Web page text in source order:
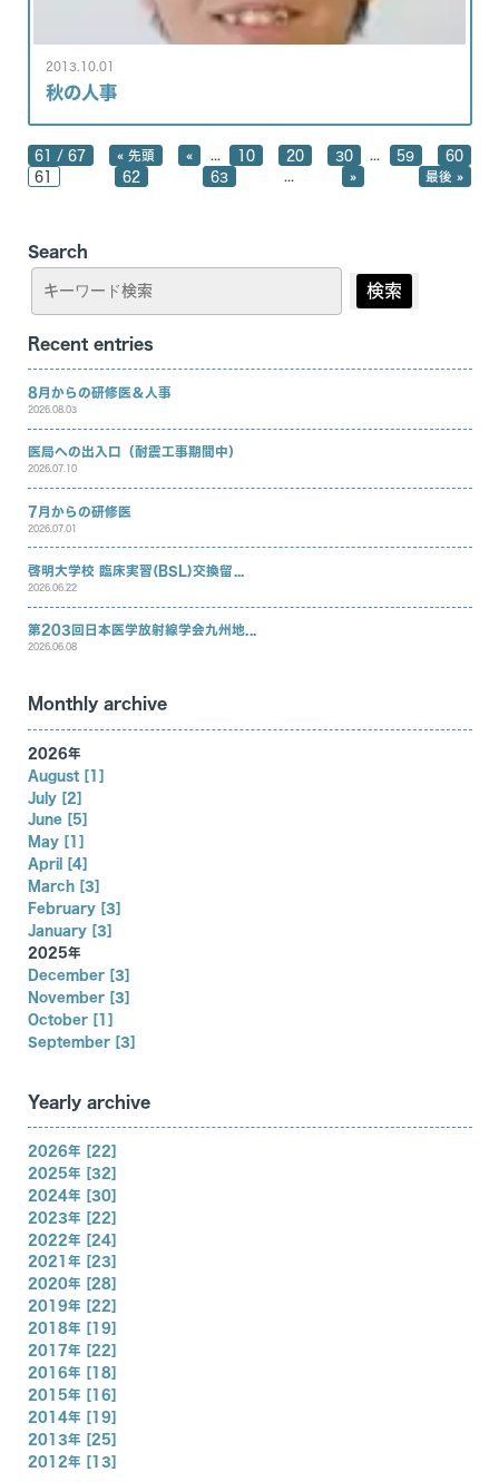
スタッフ紹介
機器紹介 働きやすい職場
カリキュラム
臨床研究
医局だより
リンク
患者の方はこちら
2013.10.01
秋の人事
61 / 67 « 先頭 « 10 20 30 59
60
61
62 63 » 最後 »
Search
検索
Recent entries
8月からの研修医＆人事
2026.08.03
医局への出入口（耐震工事期間中）
2026.07.10
7月からの研修医
2026.07.01
啓明大学校 臨床実習(BSL)交換留...
2026.06.22
第203回日本医学放射線学会九州地...
2026.06.08
Monthly archive
2026年
August [1]
July [2]
June [5]
May [1]
April [4]
March [3]
February [3]
January [3]
2025年
December [3]
November [3]
October [1]
September [3]
Yearly archive
2026年 [22]
2025年 [32]
2024年 [30]
2023年 [22]
2022年 [24]
2021年 [23]
2020年 [28]
2019年 [22]
2018年 [19]
2017年 [22]
2016年 [18]
2015年 [16]
2014年 [19]
2013年 [25]
2012年 [13]